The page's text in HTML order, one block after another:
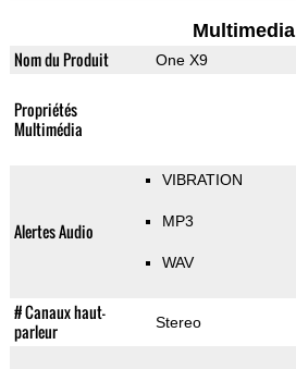
Multimedia
Nom du Produit One X9
Propriétés
Multimédia
Alertes Audio
VIBRATION
MP3
WAV
# Canaux haut-
parleur
Stereo